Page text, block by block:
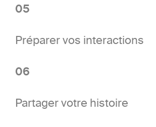
05
Préparer vos interactions
06
Partager votre histoire